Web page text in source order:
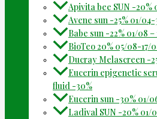
Apivita bee SUN -20%
Avene sun -25% 01/04-
Babe sun -22% 01/08 –
BioTeo 20% 05/08-17/
Ducray Melascreen -
Eucerin epigenetic
fluid -30%
Eucerin sun -30% 01/
Ladival SUN -20% 01/